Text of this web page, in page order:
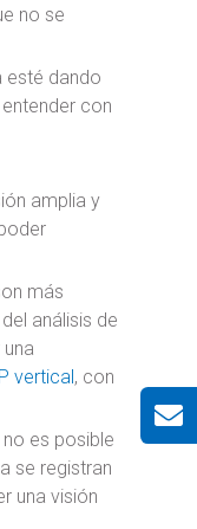
no se
esté dando
con
amplia y
más
análisis de
vertical , con
es posible
se registran
una visión